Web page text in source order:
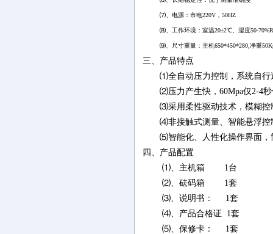
⑺、电源：市电220V，50HZ
⑻、工作环境：室温20±2℃、湿度50-
⑼、尺寸重量：主机650*450*280,净重
三、产品特点
⑴全自动压力控制，系统自行
⑵压力产生快，60Mpa仅2-4
⑶采用柔性驱动技术，模糊控
⑷非接触式测量、智能悬浮控
⑸智能化、人性化操作界面，
四、产品配置
⑴、主机箱 1台
⑵、砝码箱 1套
⑶、说明书： 1套
⑷、产品合格证 1套
⑸、保修卡： 1套